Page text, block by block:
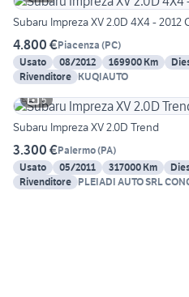
Subaru Impreza XV 2.0D 4X4 - 2012
4.800 €Piacenza (PC)
Usato
08/2012 169900 Km
Rivenditore KUQIAUTO
5
Subaru Impreza XV 2.0D Trend
3.300 €Palermo(PA)
Usato
05/2011 317000 Km
Rivenditore PLEIADI AUTO SRL